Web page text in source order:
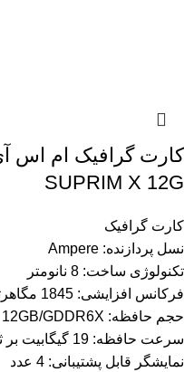
SUPRIM X 12G
کارت گرافیک
نسل پردازنده: Ampere
تکنولوژی ساخت: 8 نانومتر
فرکانس افزایشی: 1845 مگاهرتز
حجم حافظه: 12GB/GDDR6X
سرعت حافظه: 19 گیگابیت بر ثانیه
نمایشگر قابل پشتیبانی: 4 عدد